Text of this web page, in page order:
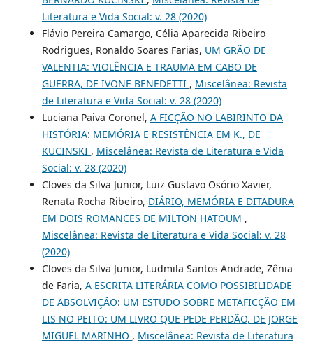
Literatura e Vida Social: v. 28 (2020)
Flávio Pereira Camargo, Célia Aparecida Ribeiro
Rodrigues, Ronaldo Soares Farias, UM GRÃO DE
VALENTIA: VIOLÊNCIA E TRAUMA EM CABO DE
GUERRA, DE IVONE BENEDETTI , Miscelânea: Revista
de Literatura e Vida Social: v. 28 (2020)
Luciana Paiva Coronel, A FICÇÃO NO LABIRINTO DA
HISTÓRIA: MEMÓRIA E RESISTÊNCIA EM K., DE
KUCINSKI , Miscelânea: Revista de Literatura e Vida
Social: v. 28 (2020)
Cloves da Silva Junior, Luiz Gustavo Osório Xavier,
Renata Rocha Ribeiro, DIÁRIO, MEMÓRIA E DITADURA
EM DOIS ROMANCES DE MILTON HATOUM ,
Miscelânea: Revista de Literatura e Vida Social: v. 28
(2020)
Cloves da Silva Junior, Ludmila Santos Andrade, Zênia
de Faria, A ESCRITA LITERÁRIA COMO POSSIBILIDADE
DE ABSOLVIÇÃO: UM ESTUDO SOBRE METAFICÇÃO EM
LIS NO PEITO: UM LIVRO QUE PEDE PERDÃO, DE JORGE
MIGUEL MARINHO , Miscelânea: Revista de Literatura